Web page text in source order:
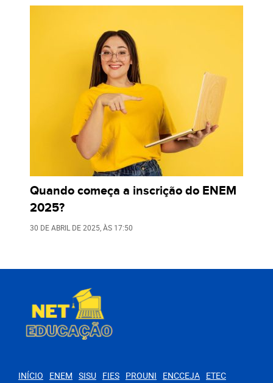
Quando começa a inscrição do ENEM
2025?
30 DE ABRIL DE 2025 , ÀS 17:50
INÍCIO ENEM SISU FIES PROUNI ENCCEJA ETEC